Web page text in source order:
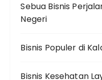
Sebua Bisnis
Negeri
Bisnis Populer di
Bisnis Kesehatan